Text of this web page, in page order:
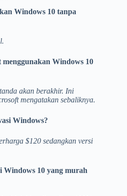
Windows 10 tanpa
Windows 10
akan berakhir. Ini
mengatakan sebaliknya.
Windows?
$120 sedangkan versi
Windows 10 yang murah